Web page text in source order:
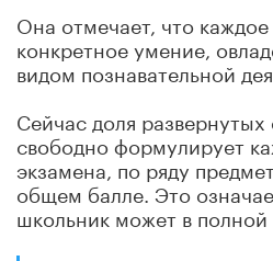
Она отмечает, что
конкретное умение,
видом познавательной
Сейчас доля
свободно формулирует
экзамена, по ряду
общем балле. Это
школьник может в полной